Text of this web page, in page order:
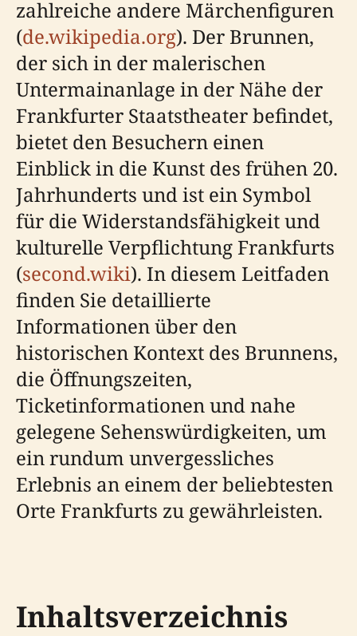
zahlreiche andere Märchenfiguren
(de.wikipedia.org). Der Brunnen,
der sich in der malerischen
Untermainanlage in der Nähe der
Frankfurter Staatstheater befindet,
bietet den Besuchern einen
Einblick in die Kunst des frühen 20.
Jahrhunderts und ist ein Symbol
für die Widerstandsfähigkeit und
kulturelle Verpflichtung Frankfurts
(second.wiki). In diesem Leitfaden
finden Sie detaillierte
Informationen über den
historischen Kontext des Brunnens,
die Öffnungszeiten,
Ticketinformationen und nahe
gelegene Sehenswürdigkeiten, um
ein rundum unvergessliches
Erlebnis an einem der beliebtesten
Orte Frankfurts zu gewährleisten.
Inhaltsverzeichnis